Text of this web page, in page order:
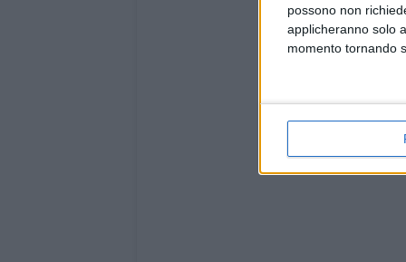
possono non
applicheranno solo
momento tornando